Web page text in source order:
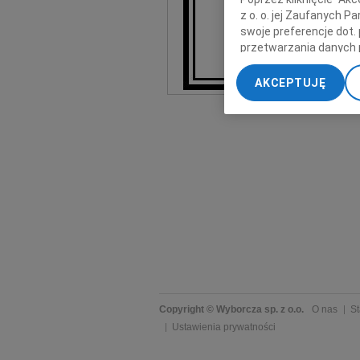
Pogrzeb
na
Copyright © Wyborcza sp. z o.o. O nas
Ustawienia prywatności
z o. o. jej Zaufanych
swoje preferencje dot.
przetwarzania danych
„Ustawienia
My, nasi Zaufani
dokładnych danych
Przechowywanie
AKCEPTUJĘ